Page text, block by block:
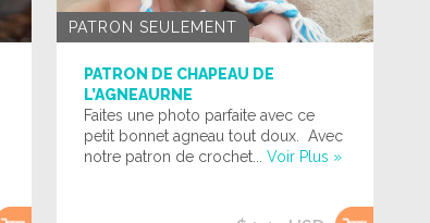
PATRON SEULEMENT
PATRON DE CHAPEAU DE
L’AGNEAURNE
Faites une photo parfaite avec ce
petit bonnet agneau tout doux. Avec
notre patron de crochet... Voir Plus »